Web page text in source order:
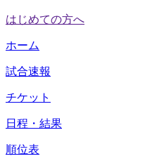
はじめての方へ
ホーム
試合速報
チケット
日程・結果
順位表